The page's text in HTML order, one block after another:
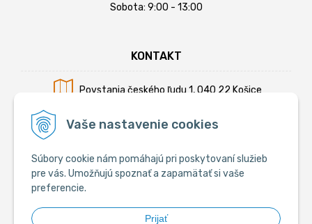
Vaše nastavenie cookies
Súbory cookie nám pomáhajú pri poskytovaní služieb
pre vás. Umožňujú spoznať a zapamätať si vaše
preferencie.
Prijať
Sobota: 9:00 - 13:00
KONTAKT
Povstania českého ľudu 1, 040 22 Košice
Mobil:+421 902 794 355
E-mail:info@krmiva.sk